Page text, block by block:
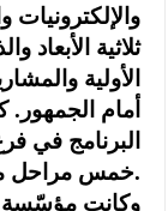
والإلكترونيات
ثلاثية
الأولية
أمام
البرنامج في
خمس مراحل متتالية.
وكانت مؤسّسة